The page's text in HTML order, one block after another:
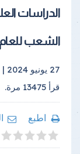
الدراسات
الشعب للعام
27 يونيو 2024 |
قرأ 13475 مرة.
اطبع